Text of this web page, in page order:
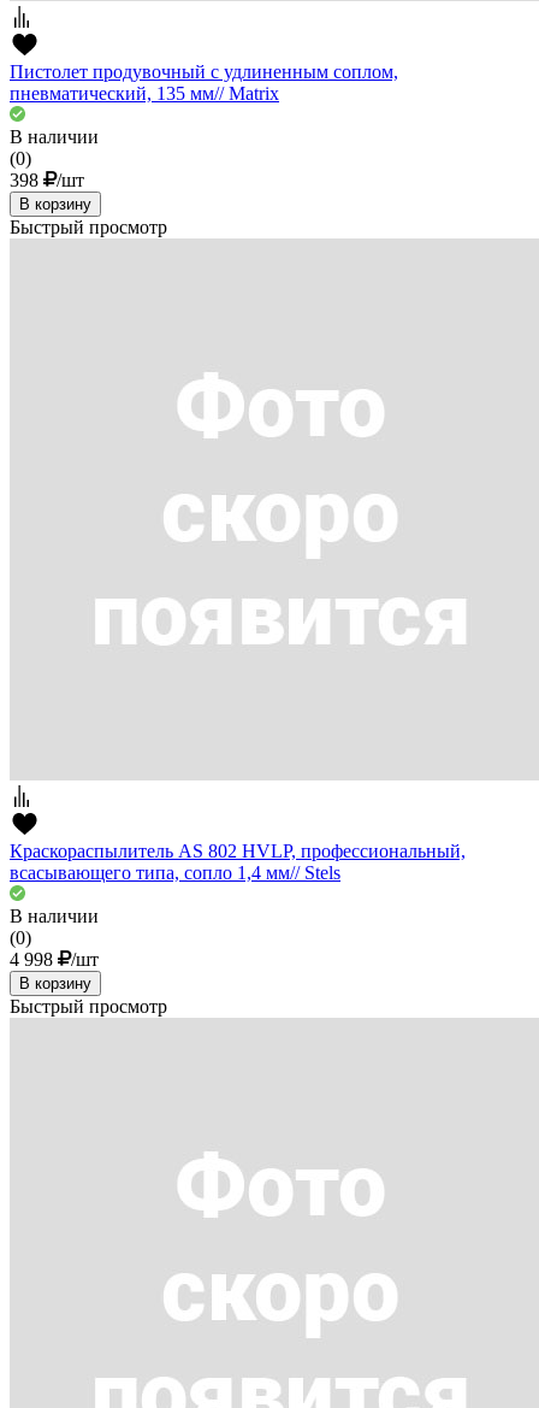
Пистолет продувочный с удлиненным соплом,
пневматический, 135 мм// Matrix
В наличии
(0)
398
/шт
В корзину
Быстрый просмотр
Краскораспылитель AS 802 HVLP, профессиональный,
всасывающего типа, сопло 1,4 мм// Stels
В наличии
(0)
4 998
/шт
В корзину
Быстрый просмотр